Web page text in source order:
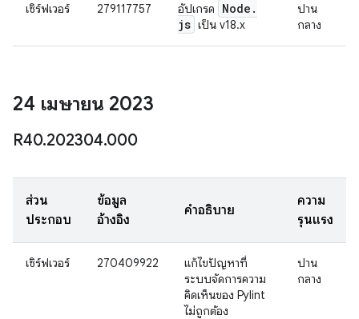
เซิร์ฟเวอร์ 279117757 อัปเกรด Node .
js เป็น v18.x
ปาน
กลาง
24 เมษายน 2023
R40.202304.000
ส่วน
ประกอบ
ข้อมูล
อ้างอิง
คำอธิบาย
ความ
รุนแรง
เซิร์ฟเวอร์ 270409922
แก้ไขปัญหาที่
ระบบจัดการความ
คิดเห็นของ Pylint
ไม่ถูกต้อง
ปาน
กลาง